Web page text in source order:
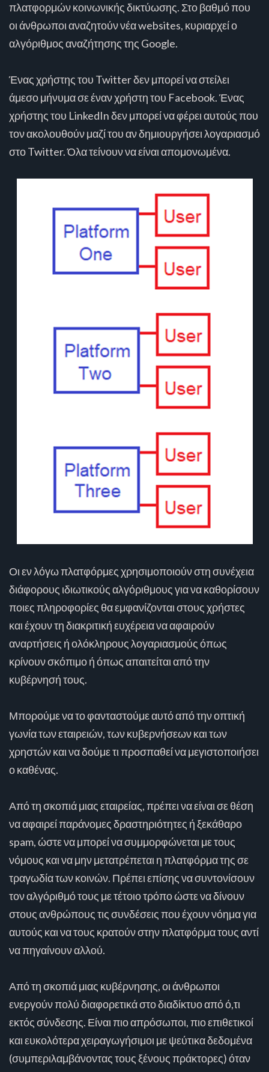
πλατφορμών κοινωνικής δικτύωσης. Στο βαθμό που
οι άνθρωποι αναζητούν νέα websites, κυριαρχεί ο
αλγόριθμος αναζήτησης της Google.
Ένας χρήστης του Twitter δεν μπορεί να στείλει
άμεσο μήνυμα σε έναν χρήστη του Facebook. Ένας
χρήστης του LinkedIn δεν μπορεί να φέρει αυτούς που
τον ακολουθούν μαζί του αν δημιουργήσει λογαριασμό
στο Twitter. Όλα τείνουν να είναι απομονωμένα.
Οι εν λόγω πλατφόρμες χρησιμοποιούν στη συνέχεια
διάφορους ιδιωτικούς αλγόριθμους για να καθορίσουν
ποιες πληροφορίες θα εμφανίζονται στους χρήστες
και έχουν τη διακριτική ευχέρεια να αφαιρούν
αναρτήσεις ή ολόκληρους λογαριασμούς όπως
κρίνουν σκόπιμο ή όπως απαιτείται από την
κυβέρνησή τους.
Μπορούμε να το φανταστούμε αυτό από την οπτική
γωνία των εταιρειών, των κυβερνήσεων και των
χρηστών και να δούμε τι προσπαθεί να μεγιστοποιήσει
ο καθένας.
Από τη σκοπιά μιας εταιρείας, πρέπει να είναι σε θέση
να αφαιρεί παράνομες δραστηριότητες ή ξεκάθαρο
spam, ώστε να μπορεί να συμμορφώνεται με τους
νόμους και να μην μετατρέπεται η πλατφόρμα της σε
τραγωδία των κοινών. Πρέπει επίσης να συντονίσουν
τον αλγόριθμό τους με τέτοιο τρόπο ώστε να δίνουν
στους ανθρώπους τις συνδέσεις που έχουν νόημα για
αυτούς και να τους κρατούν στην πλατφόρμα τους αντί
να πηγαίνουν αλλού.
Από τη σκοπιά μιας κυβέρνησης, οι άνθρωποι
ενεργούν πολύ διαφορετικά στο διαδίκτυο από ό,τι
εκτός σύνδεσης. Είναι πιο απρόσωποι, πιο επιθετικοί
και ευκολότερα χειραγωγήσιμοι με ψεύτικα δεδομένα
(συμπεριλαμβάνοντας τους ξένους πράκτορες) όταν